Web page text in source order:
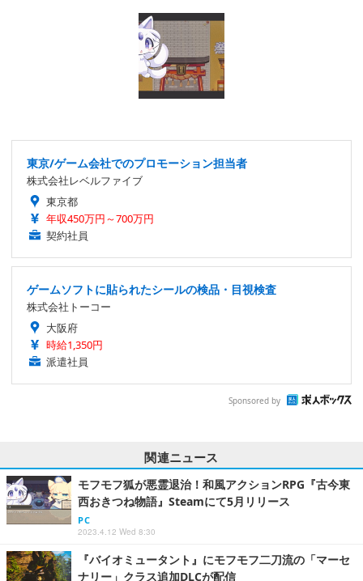
東京/ゲーム会社でのプロモーション担当者
株式会社レベルファイブ
東京都
年収450万円～700万円
契約社員
ゲームソフトに貼られたシールの検品・目視検査
株式会社トーコー
大阪府
時給1,350円
派遣社員
Sponsored by
関連ニュース
モフモフ狐が悪霊退治！和風アクションRPG『古今東
西おきつね物語』Steamにて5月リリース
PC
2023.4.12 Wed 8:30
『バイオミュータント』にモフモフ二刀流の「マーセ
ナリー」クラス追加DLCが配信